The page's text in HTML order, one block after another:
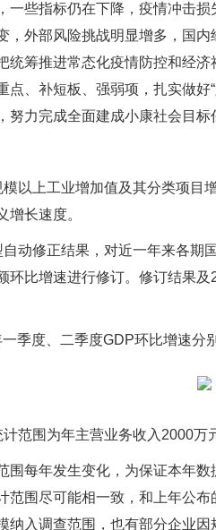
一些指标仍在下降，疫情冲击
，外部风险挑战明显增多，国
统筹推进常态化疫情防控和经
、补短板、强弱项，扎实做好
努力完成全面建成小康社会目
模以上工业增加值及其分类项
增长速度。
自动修正结果，对近一年来各
环比增速进行修订。修订结果
季度、二季度GDP环比增速分
计范围为年主营业务收入2000万
围每年发生变化，为保证本年
范围尽可能相一致，和上年公
纳入调查范围，也有部分企业